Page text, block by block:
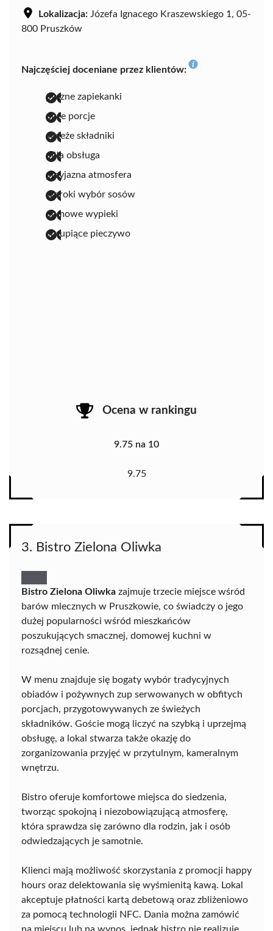
Lokalizacja: Józefa Ignacego Kraszewskiego 1, 05-
800 Pruszków
Najczęściej doceniane przez klientów:
pyszne zapiekanki
duże porcje
świeże składniki
miła obsługa
przyjazna atmosfera
szeroki wybór sosów
domowe wypieki
chrupiące pieczywo
Ocena w rankingu
9.75 na 10
9.75
3. Bistro Zielona Oliwka
Bistro Zielona Oliwka zajmuje trzecie miejsce wśród
barów mlecznych w Pruszkowie, co świadczy o jego
dużej popularności wśród mieszkańców
poszukujących smacznej, domowej kuchni w
rozsądnej cenie.
W menu znajduje się bogaty wybór tradycyjnych
obiadów i pożywnych zup serwowanych w obfitych
porcjach, przygotowywanych ze świeżych
składników. Goście mogą liczyć na szybką i uprzejmą
obsługę, a lokal stwarza także okazję do
zorganizowania przyjęć w przytulnym, kameralnym
wnętrzu.
Bistro oferuje komfortowe miejsca do siedzenia,
tworząc spokojną i niezobowiązującą atmosferę,
która sprawdza się zarówno dla rodzin, jak i osób
odwiedzających je samotnie.
Klienci mają możliwość skorzystania z promocji happy
hours oraz delektowania się wyśmienitą kawą. Lokal
akceptuje płatności kartą debetową oraz zbliżeniowo
za pomocą technologii NFC. Dania można zamówić
na miejscu lub na wynos, jednak bistro nie realizuje